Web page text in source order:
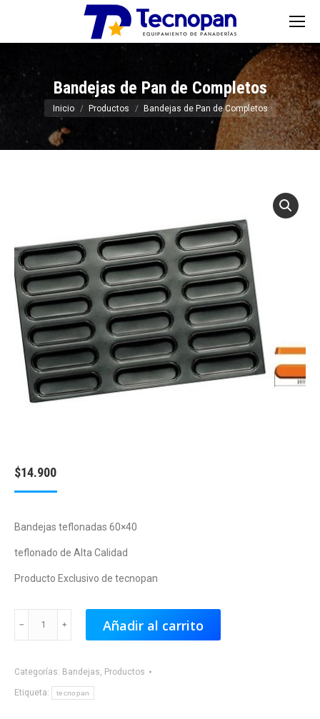
Bandejas de Pan de Completos
Estás aquí:
Inicio Productos Bandejas de Pan de Completos
$14.900
Bandejas teflonadas 60×40
teflonado de Alta Calidad
Producto Exclusivo de tecnopan
de
Completos
Añadir al carrito
Categorías: Bandejas, Productos
Etiqueta: tecnopan